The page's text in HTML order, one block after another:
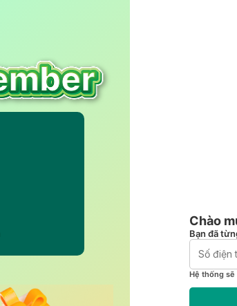
Chào
Bạn đã
Hệ thống sẽ